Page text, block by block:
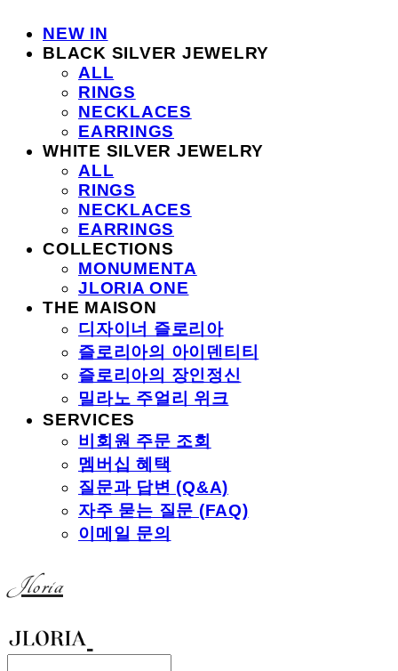
NEW IN
BLACK SILVER JEWELRY
ALL
RINGS
NECKLACES
EARRINGS
WHITE SILVER JEWELRY
ALL
RINGS
NECKLACES
EARRINGS
COLLECTIONS
MONUMENTA
JLORIA ONE
THE MAISON
디자이너 즐로리아
즐로리아의 아이덴티티
즐로리아의 장인정신
밀라노 주얼리 위크
SERVICES
비회원 주문 조회
멤버십 혜택
질문과 답변 (Q&A)
자주 묻는 질문 (FAQ)
이메일 문의
Jloria